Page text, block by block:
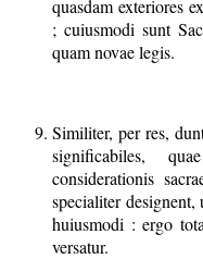
quasdam exteriores
; cuiusmodi sunt
quam novae legis.
Similiter, per res,
significabiles,
considerationis
specialiter
huiusmodi : ergo
versatur.